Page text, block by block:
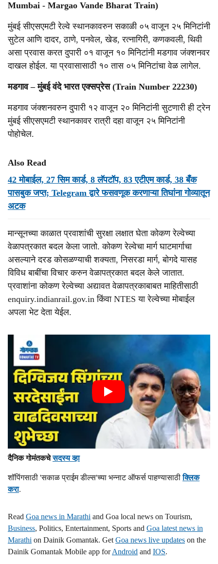
Mumbai - Margao Vande Bharat Train)
मुंबई सीएसएमटी रेल्वे स्थानकावरुन सकाळी ०५ वाजून २५ मिनिटांनी
सुटेल आणि दादर, ठाणे, पनवेल, खेड, रत्नागिरी, कणकवली, थिवी
असा प्रवास करत दुपारी ०१ वाजून १० मिनिटांनी मडगाव जंक्शनवर
दाखल होईल. या प्रवासासाठी १० तास ०५ मिनिटांचा वेळ लागेल.
मडगाव – मुंबई वंदे भारत एक्सप्रेस (Train Number 22230)
मडगाव जंक्शनवरुन दुपारी १२ वाजून २० मिनिटांनी सुटणारी ही ट्रेन
मुंबई सीएसएमटी स्थानकावर रात्री दहा वाजून २५ मिनिटांनी
पोहोचेल.
Also Read
42 मोबाईल, 27 सिम कार्ड, 8 लॅपटॉप, 83 एटीएम कार्ड, 38 बँक
पासबुक जप्त; Telegram द्वारे फसवणूक करणाऱ्या तिघांना गोव्यातून
अटक
मान्सूनच्या काळात प्रवाशांची सुरक्षा लक्षात घेता कोकण रेल्वेच्या
वेळापत्रकात बदल केला जातो. कोकण रेल्वेचा मार्ग घाटमार्गाचा
असल्याने दरड कोसळण्याची शक्यता, निसरडा मार्ग, बोगदे यासह
विविध बाबींचा विचार करुन वेळापत्रकात बदल केले जातात.
प्रवाशांना कोकण रेल्वेच्या अद्यावत वेळापत्रकाबाबत माहितीसाठी
enquiry.indianrail.gov.in किंवा NTES या रेल्वेच्या मोबाईल
अपला भेट देता येईल.
दैनिक गोमंतकचेसदस्य व्हा
शॉपिंगसाठी 'सकाळ प्राईम डील्स'च्या भन्नाट ऑफर्स पाहण्यासाठीक्लिक
करा.
Read Goa news in Marathi and Goa local news on Tourism,
Business, Politics, Entertainment, Sports and Goa latest news in
Marathi on Dainik Gomantak. Get Goa news live updates on the
Dainik Gomantak Mobile app forAndroid and IOS.